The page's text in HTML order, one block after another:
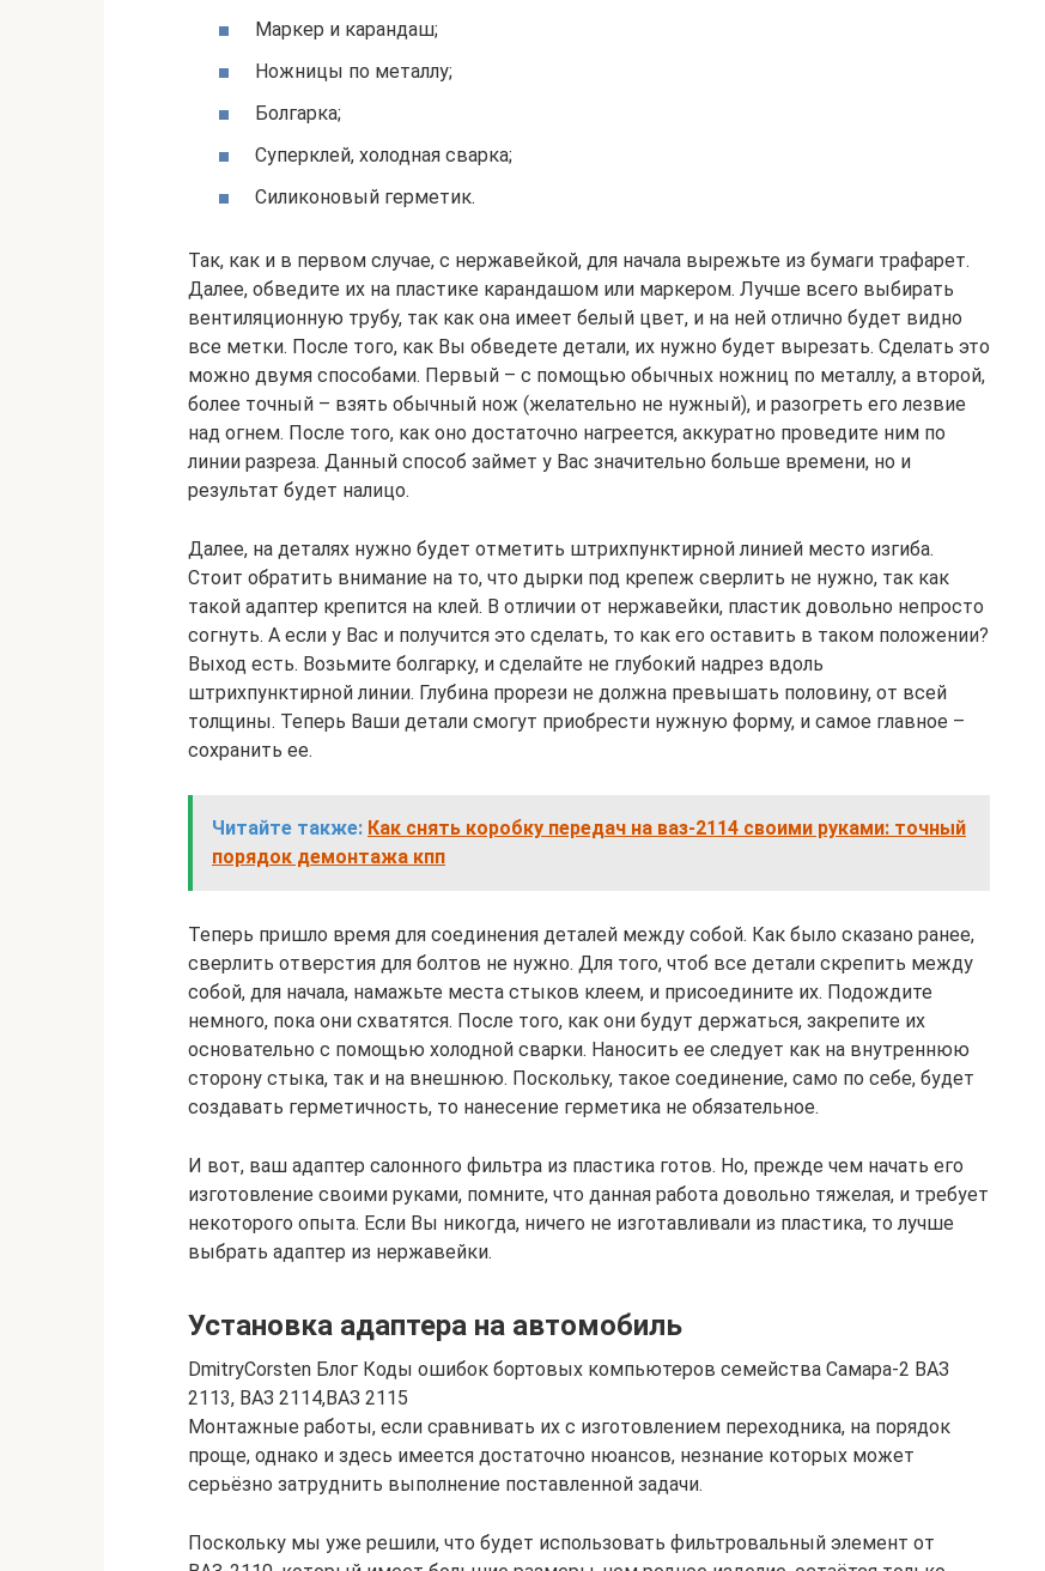
Маркер и карандаш;
Ножницы по металлу;
Болгарка;
Суперклей, холодная сварка;
Силиконовый герметик.
Так, как и в первом случае, с нержавейкой, для начала вырежьте из бумаги трафарет.
Далее, обведите их на пластике карандашом или маркером. Лучше всего выбирать
вентиляционную трубу, так как она имеет белый цвет, и на ней отлично будет видно
все метки. После того, как Вы обведете детали, их нужно будет вырезать. Сделать это
можно двумя способами. Первый – с помощью обычных ножниц по металлу, а второй,
более точный – взять обычный нож (желательно не нужный), и разогреть его лезвие
над огнем. После того, как оно достаточно нагреется, аккуратно проведите ним по
линии разреза. Данный способ займет у Вас значительно больше времени, но и
результат будет налицо.
Далее, на деталях нужно будет отметить штрихпунктирной линией место изгиба.
Стоит обратить внимание на то, что дырки под крепеж сверлить не нужно, так как
такой адаптер крепится на клей. В отличии от нержавейки, пластик довольно непросто
согнуть. А если у Вас и получится это сделать, то как его оставить в таком положении?
Выход есть. Возьмите болгарку, и сделайте не глубокий надрез вдоль
штрихпунктирной линии. Глубина прорези не должна превышать половину, от всей
толщины. Теперь Ваши детали смогут приобрести нужную форму, и самое главное –
сохранить ее.
Читайте также: Как снять коробку передач на ваз-2114 своими руками: точный
порядок демонтажа кпп
Теперь пришло время для соединения деталей между собой. Как было сказано ранее,
сверлить отверстия для болтов не нужно. Для того, чтоб все детали скрепить между
собой, для начала, намажьте места стыков клеем, и присоедините их. Подождите
немного, пока они схватятся. После того, как они будут держаться, закрепите их
основательно с помощью холодной сварки. Наносить ее следует как на внутреннюю
сторону стыка, так и на внешнюю. Поскольку, такое соединение, само по себе, будет
создавать герметичность, то нанесение герметика не обязательное.
И вот, ваш адаптер салонного фильтра из пластика готов. Но, прежде чем начать его
изготовление своими руками, помните, что данная работа довольно тяжелая, и требует
некоторого опыта. Если Вы никогда, ничего не изготавливали из пластика, то лучше
выбрать адаптер из нержавейки.
Установка адаптера на автомобиль
DmitryCorsten Блог Коды ошибок бортовых компьютеров семейства Самара-2 ВАЗ
2113, ВАЗ 2114,ВАЗ 2115
Монтажные работы, если сравнивать их с изготовлением переходника, на порядок
проще, однако и здесь имеется достаточно нюансов, незнание которых может
серьёзно затруднить выполнение поставленной задачи.
Поскольку мы уже решили, что будет использовать фильтровальный элемент от